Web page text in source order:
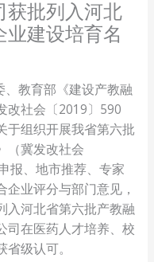
获批列入河北
业建设培育名
教育部《建设产教融
改社会〔2019〕590
于组织开展我省第六批
（冀发改社会
报、地市推荐、专家
业评分与部门意见，
入河北省第六批产教融
司在医药人才培养、校
级认可。​